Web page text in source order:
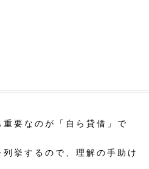
要なのが「自ら貸借」で
挙するので、理解の手助け